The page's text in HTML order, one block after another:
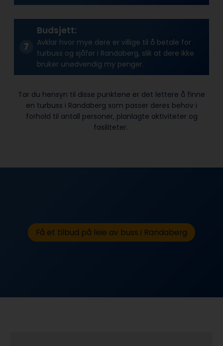
Budsjett:
Avklar hvor mye dere er villige til å betale for
turbuss og sjåfør i Randaberg, slik at dere ikke
bruker unødvendig my penger.
Tar du hensyn til disse punktene er det lettere å finne
en turbuss i Randaberg som passer deres behov i
forhold til antall personer, planlagte aktiviteter og
fasiliteter.
Få et tilbud på leie av buss i Randaberg